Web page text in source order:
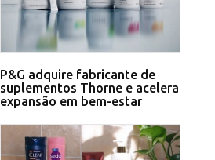
P&G adquire fabricante de
suplementos Thorne e acelera
expansão em bem-estar